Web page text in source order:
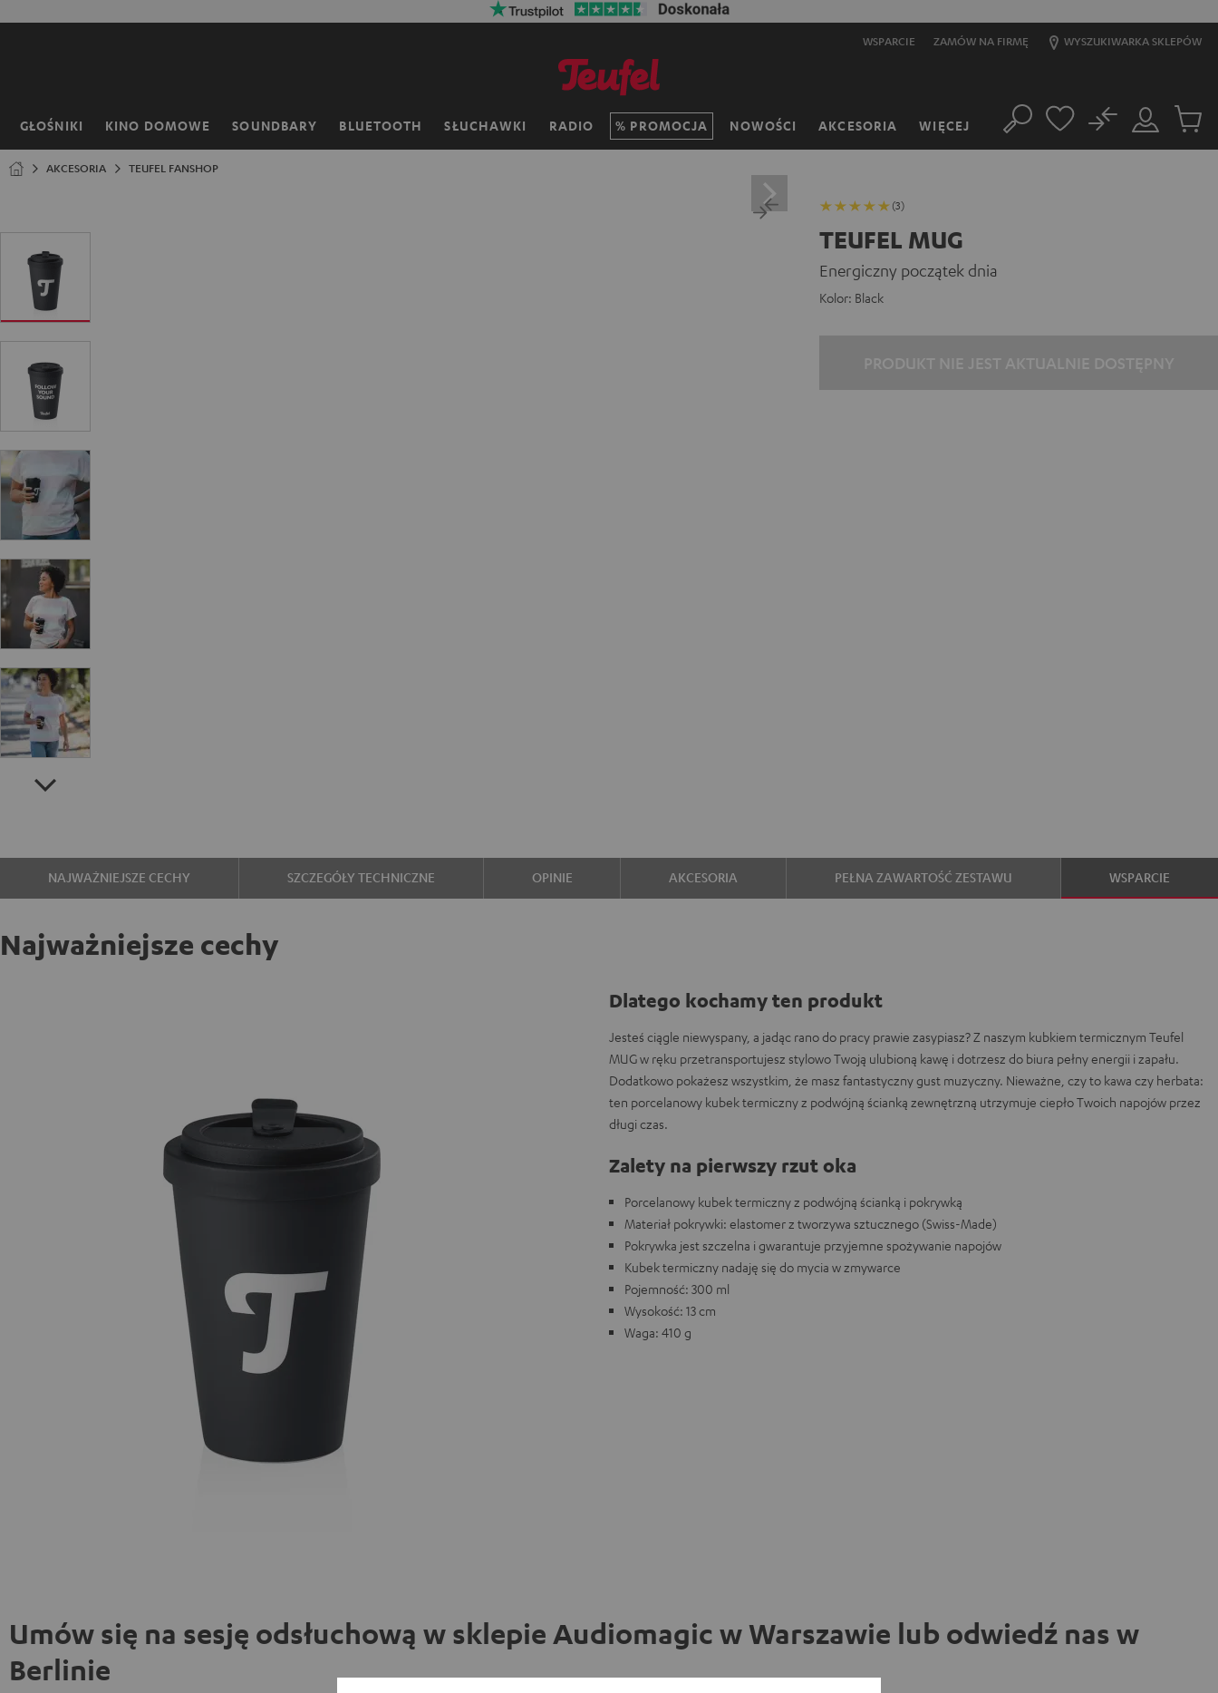
WSPARCIE ZAMÓW NA FIRMĘ WYSZUKIWARKA SKLEPÓW
GŁOŚNIKI KINO DOMOWE SOUNDBARY BLUETOOTH SŁUCHAWKI RADIO PROMOCJA NOWOŚCI AKCESORIA WIĘCEJ
Strona
Szukaj
Moje
konto
No
AKCESORIA TEUFEL FANSHOP
(3)
TEUFEL MUG
Energiczny początek dnia
Kolor: Black
NAJWAŻNIEJSZE CECHY SZCZEGÓŁY TECHNICZNE OPINIE AKCESORIA PEŁNA ZAWARTOŚĆ ZESTAWU WSPARCIE
Najważniejsze cechy
Dlatego kochamy ten produkt
Jesteś ciągle niewyspany, a jadąc rano do pracy prawie zasypiasz? Z naszym kubkiem termicznym Teufel
MUG w ręku przetransportujesz stylowo Twoją ulubioną kawę i dotrzesz do biura pełny energii i zapału.
Dodatkowo pokażesz wszystkim, że masz fantastyczny gust muzyczny. Nieważne, czy to kawa czy herbata:
ten porcelanowy kubek termiczny z podwójną ścianką zewnętrzną utrzymuje ciepło Twoich napojów przez
długi czas.
Zalety na pierwszy rzut oka
Porcelanowy kubek termiczny z podwójną ścianką i pokrywką
Materiał pokrywki: elastomer z tworzywa sztucznego (Swiss-Made)
Pokrywka jest szczelna i gwarantuje przyjemne spożywanie napojów
Kubek termiczny nadaję się do mycia w zmywarce
Pojemność: 300 ml
Wysokość: 13 cm
Waga: 410 g
Umów się na sesję odsłuchową w sklepie Audiomagic w Warszawie lub odwiedź nas w
Berlinie